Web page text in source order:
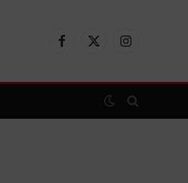
Facebook
X
Instagram